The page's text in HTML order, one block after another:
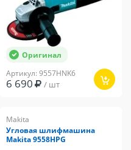
Оригинал
Артикул: 9557HNK6
6 690 / шт
Makita
Угловая шлифмашина
Makita 9558HPG